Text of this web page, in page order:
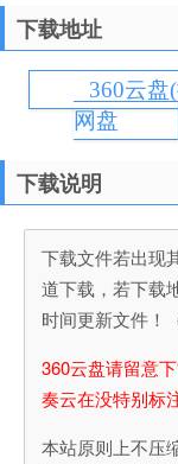
下载地址
360云盘
网盘
下载说明
下载文件若出现
道下载，若下载
时间更新文件！
360云盘请留意
奏云在没特别标
本站原则上不压